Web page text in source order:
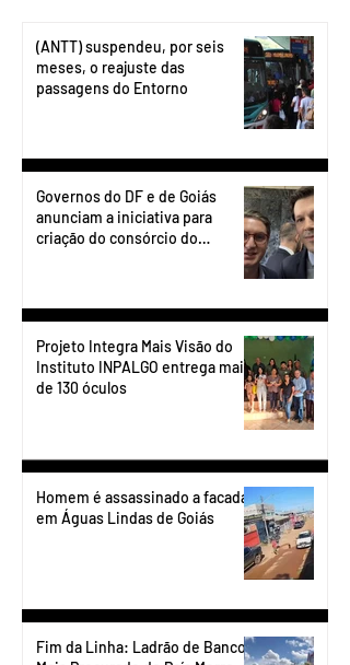
(ANTT) suspendeu, por seis
meses, o reajuste das
passagens do Entorno
Governos do DF e de Goiás
anunciam a iniciativa para
criação do consórcio do
Projeto Integra Mais Visão do
Instituto INPALGO entrega mais
de 130 óculos
Homem é assassinado a facadas
em Águas Lindas de Goiás
Fim da Linha: Ladrão de Banco